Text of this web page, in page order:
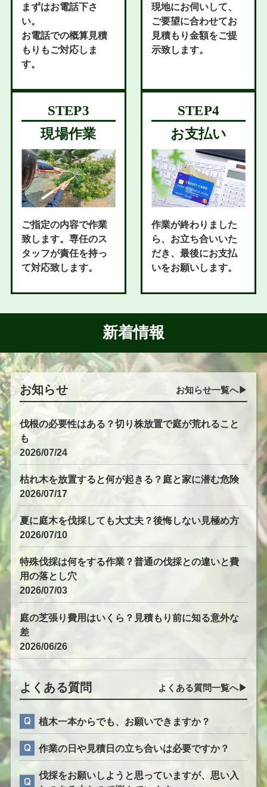
まずはお電話下さ
い。
お電話での概算見積
もりもご対応しま
す。
現地にお伺いして、
ご要望に合わせてお
見積もり金額をご提
示致します。
現場作業
ご指定の内容で作業
致します。専任のス
タッフが責任を持っ
て対応致します。
お支払い
作業が終わりました
ら、お立ち合いいた
だき、最後にお支払
いをお願いします。
新着情報
お知らせ お知らせ一覧へ▶︎
伐根の必要性はある？切り株放置で庭が荒れること
も
2026/07/24
枯れ木を放置すると何が起きる？庭と家に潜む危険
2026/07/17
夏に庭木を伐採しても大丈夫？後悔しない見極め方
2026/07/10
特殊伐採は何をする作業？普通の伐採との違いと費
用の落とし穴
2026/07/03
庭の芝張り費用はいくら？見積もり前に知る意外な
差
2026/06/26
よくある質問 よくある質問一覧へ▶︎
植木一本からでも、お願いできますか？
作業の日や見積日の立ち合いは必要ですか？
伐採をお願いしようと思っていますが、思い入